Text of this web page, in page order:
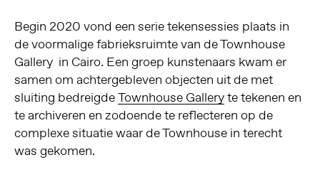
Begin 2020 vond een serie tekensessies plaats in
de voormalige fabrieksruimte van de Townhouse
Gallery in Cairo. Een groep kunstenaars kwam er
samen om achtergebleven objecten uit de met
sluiting bedreigdeTownhouse Galleryte tekenen en
te archiveren en zodoende te reflecteren op de
complexe situatie waar de Townhouse in terecht
was gekomen.